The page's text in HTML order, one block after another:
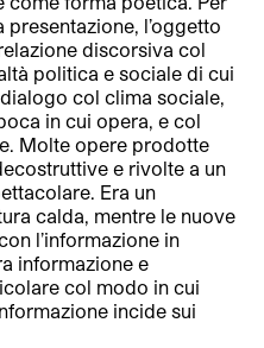
l’oggetto
discorsiva col
politica e sociale di cui
col clima sociale,
in cui opera, e col
Molte opere prodotte
e rivolte a un
Era un
calda, mentre le nuove
l’informazione in
informazione e
col modo in cui
incide sui